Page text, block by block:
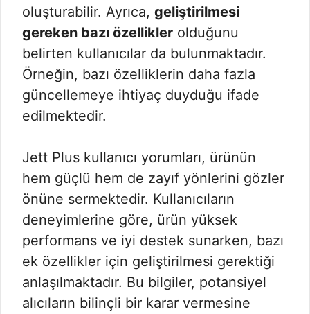
oluşturabilir. Ayrıca, geliştirilmesi
gereken bazı özellikler olduğunu
belirten kullanıcılar da bulunmaktadır.
Örneğin, bazı özelliklerin daha fazla
güncellemeye ihtiyaç duyduğu ifade
edilmektedir.
Jett Plus kullanıcı yorumları, ürünün
hem güçlü hem de zayıf yönlerini gözler
önüne sermektedir. Kullanıcıların
deneyimlerine göre, ürün yüksek
performans ve iyi destek sunarken, bazı
ek özellikler için geliştirilmesi gerektiği
anlaşılmaktadır. Bu bilgiler, potansiyel
alıcıların bilinçli bir karar vermesine